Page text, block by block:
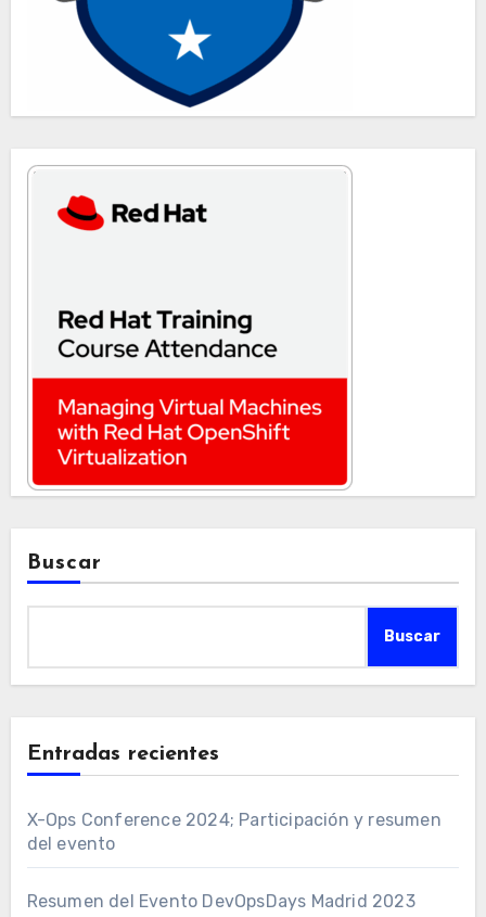
Buscar
Buscar
Entradas recientes
X-Ops Conference 2024; Participación y resumen
del evento
Resumen del Evento DevOpsDays Madrid 2023